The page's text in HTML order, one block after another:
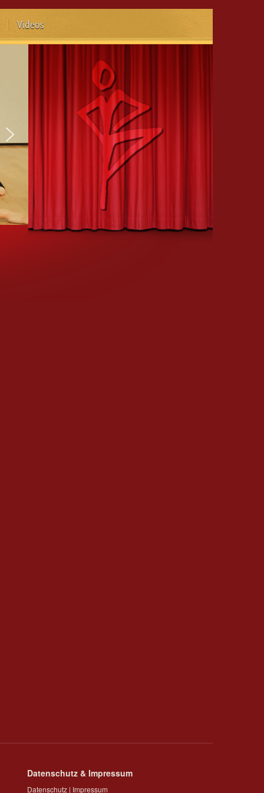
Videos
Datenschutz & Impressum
Datenschutz | Impressum